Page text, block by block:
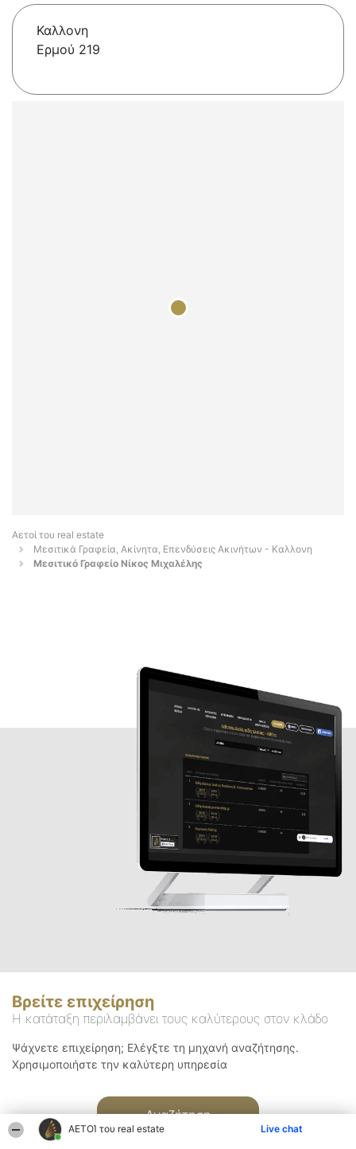
ΑΕΤΟΊ του real estate Live chat
Καλλονη
Ερμού 219
Αετοί του real estate
Μεσιτικά Γραφεία, Ακίνητα, Επενδύσεις Ακινήτων - Καλλονη
Μεσιτικό Γραφείο Νίκος Μιχαλέλης
Βρείτε επιχείρηση
Η κατάταξη περιλαμβάνει τους καλύτερους στον κλάδο
Ψάχνετε επιχείρηση; Ελέγξτε τη μηχανή αναζήτησης.
Χρησιμοποιήστε την καλύτερη υπηρεσία
Αναζήτηση